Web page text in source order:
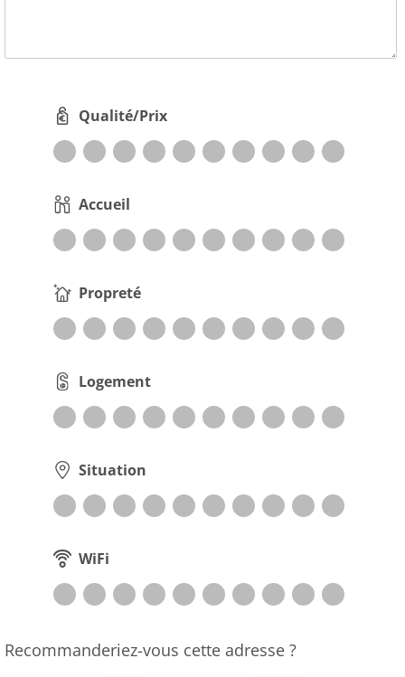
Qualité/Prix
Accueil
Propreté
Logement
Situation
WiFi
Recommanderiez-vous cette adresse ?